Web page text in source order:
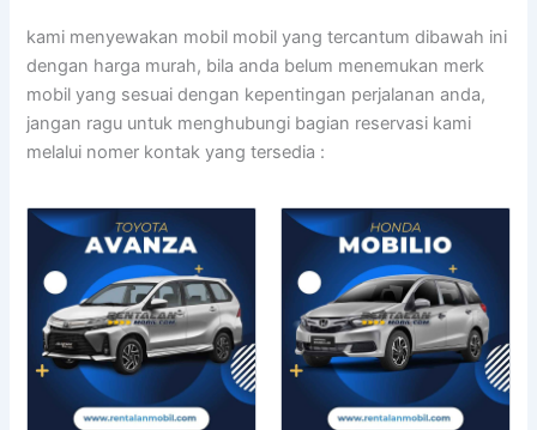
kami menyewakan mobil mobil yang tercantum dibawah ini
dengan harga murah, bila anda belum menemukan merk
mobil yang sesuai dengan kepentingan perjalanan anda,
jangan ragu untuk menghubungi bagian reservasi kami
melalui nomer kontak yang tersedia :